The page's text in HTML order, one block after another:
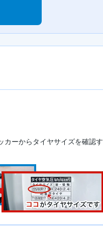
カーからタイヤサイズを確認す